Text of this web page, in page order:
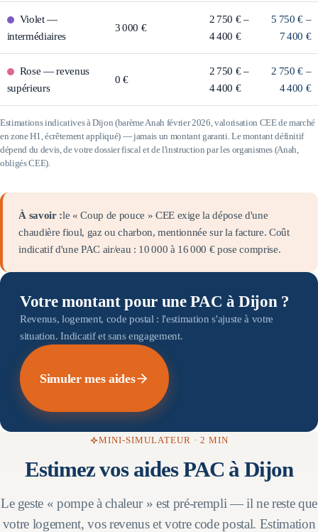
Violet—
intermédiaires
3 000 €
2 750 € –
4 400 €
5 750 € –
7 400 €
Rose —revenus
supérieurs
0 €
2 750 € –
4 400 €
2 750 € –
4 400 €
Estimations indicatives àDijon (barème Anah février 2026, valorisation CEE de marché
en zoneH1, écrêtement appliqué) — jamais un montant garanti. Le montant définitif
dépend du devis, de votre dossier fiscal et de l'instruction par les organismes (Anah,
obligés CEE).
À savoir :le « Coup de pouce » CEE exige la dépose d'une
chaudière fioul, gaz ou charbon, mentionnée sur la facture. Coût
indicatif d'une PAC air/eau : 10 000 à 16 000 € pose comprise.
Votre montant pour une PAC à Dijon ?
Revenus, logement, code postal : l'estimation s'ajuste à votre
situation. Indicatif et sans engagement.
Simuler mes aides
MINI-SIMULATEUR · 2 MIN
Estimez vos aides PAC àDijon
Le geste « pompe à chaleur » est pré-rempli — il ne reste que
votre logement, vos revenus et votre code postal. Estimation